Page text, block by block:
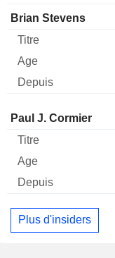
Brian Stevens
Administrateur Titre
Paul J. Cormier
Plus d'insiders